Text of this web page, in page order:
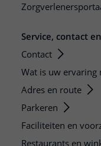
Service, contact
Contact
Wat is uw ervaring
Adres en route
Parkeren
Faciliteiten en
Restaurants en